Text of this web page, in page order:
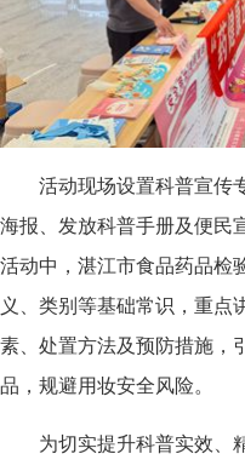
活动现场设置科普宣传专
海报、发放科普手册及便民
活动中，湛江市食品药品检
义、类别等基础常识，重点
素、处置方法及预防措施，
品，规避用妆安全风险。
为切实提升科普实效、精